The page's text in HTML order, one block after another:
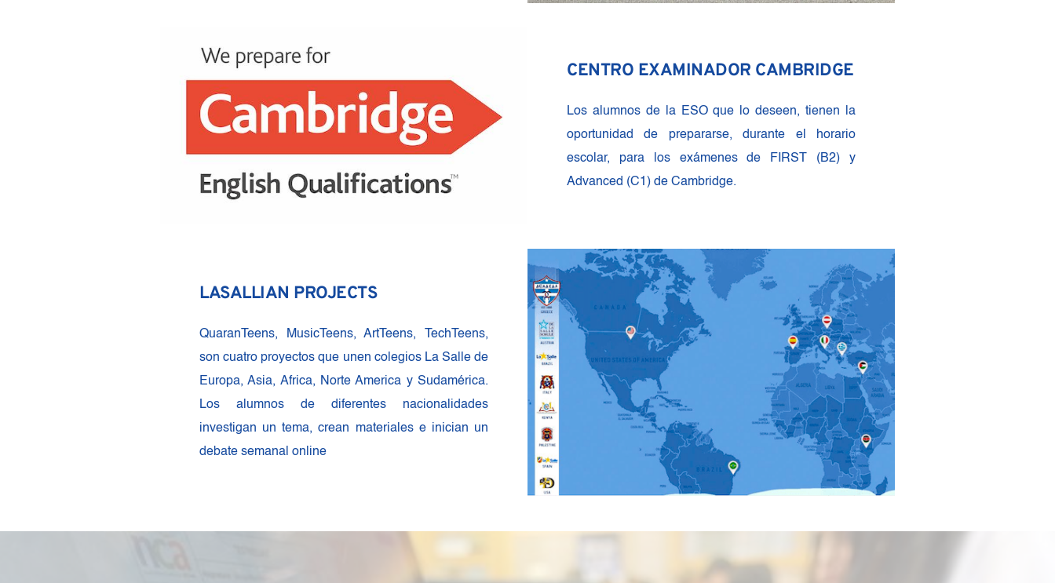
CENTRO EXAMINADOR CAMBRIDGE
Los alumnos de la ESO que lo deseen, tienen la
oportunidad de prepararse, durante el horario
escolar, para los exámenes de FIRST (B2) y
Advanced (C1) de Cambridge.
LASALLIAN PROJECTS
QuaranTeens, MusicTeens, ArtTeens, TechTeens,
son cuatro proyectos que unen colegios La Salle de
Europa, Asia, Africa, Norte America y Sudamérica.
Los alumnos de diferentes nacionalidades
investigan un tema, crean materiales e inician un
debate semanal online